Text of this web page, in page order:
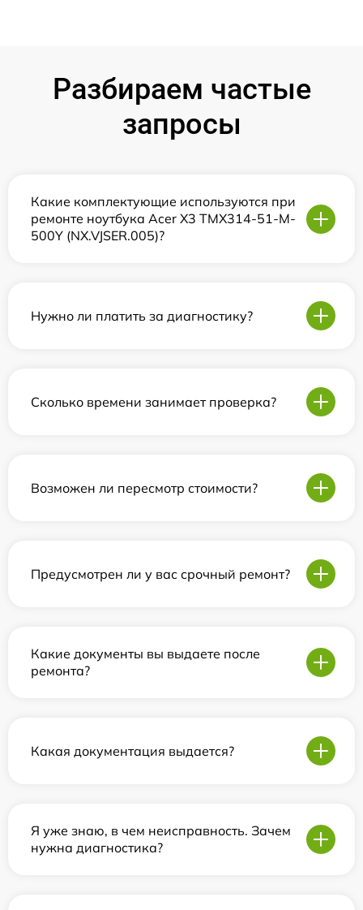
Разбираем частые
запросы
Какие комплектующие используются при
ремонте ноутбука Acer X3 TMX314-51-M-
500Y (NX.VJSER.005)?
Нужно ли платить за диагностику?
Сколько времени занимает проверка?
Возможен ли пересмотр стоимости?
Предусмотрен ли у вас срочный ремонт?
Какие документы вы выдаете после
ремонта?
Какая документация выдается?
Я уже знаю, в чем неисправность. Зачем
нужна диагностика?